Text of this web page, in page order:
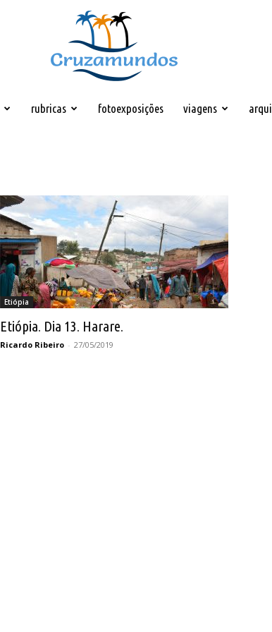
rubricas fotoexposições viagens
Etiópia
Etiópia. Dia 13. Harare.
Ricardo Ribeiro - 27/05/2019